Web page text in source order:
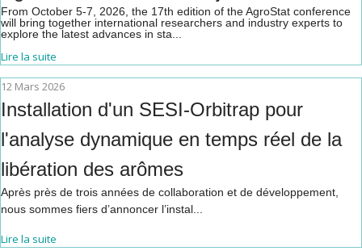
From October 5-7, 2026, the 17th edition of the AgroStat conference
will bring together international researchers and industry experts to
explore the latest advances in sta...
Lire la suite
12 Mars 2026
Installation d'un SESI-Orbitrap pour
l'analyse dynamique en temps réel de la
libération des arômes
Après près de trois années de collaboration et de développement,
nous sommes fiers d’annoncer l’instal...
Lire la suite